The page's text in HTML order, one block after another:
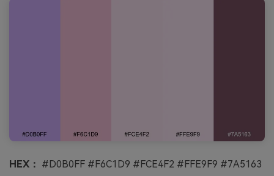
HEX： #D0B0FF #F6C1D9 #FCE4F2 #FFE9F9 #7A5163